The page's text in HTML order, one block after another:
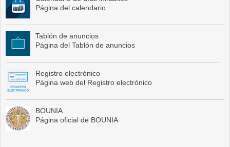
Página del calendario
Tablón de anuncios
Página del Tablón de anuncios
Registro electrónico
Página web del Registro electrónico
BOUNIA
Página oficial de BOUNIA